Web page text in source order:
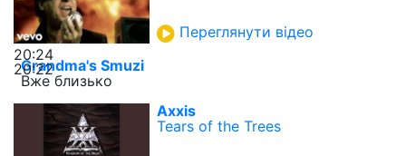
20:24
Переглянути відео
20:22
Grandma's Smuzi
Вже близько
Axxis
Tears of the Trees